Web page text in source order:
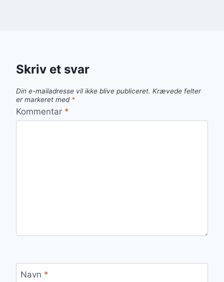
Skriv et svar
Din e-mailadresse vil ikke blive publiceret. Krævede felter
er markeret med *
Kommentar *
Navn *